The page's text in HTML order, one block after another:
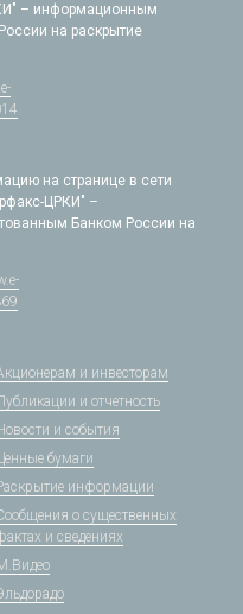
– информационным
на раскрытие
на странице в сети
ЦРКИ" –
Банком России на
и инвесторам
и отчетность
и события
бумаги
информации
о существенных
и сведениях